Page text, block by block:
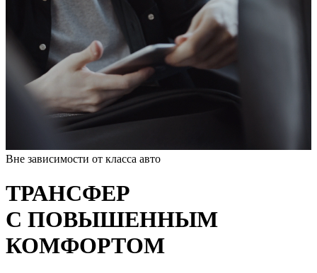
Вне зависимости от класса авто
ТРАНСФЕР
С ПОВЫШЕННЫМ
КОМФОРТОМ